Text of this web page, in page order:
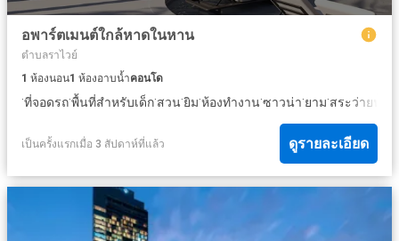
อพาร์ตเมนต์ใกล้หาดในหาน
ตำบลราไวย์
1 ห้องนอน1 ห้องอาบน้ำคอนโด
·ที่จอดรถ·พื้นที่สำหรับเด็ก·สวน·ยิม·ห้องทำงาน·ซาวน่า·ยาม·สระว่ายน้ำ
เป็นครั้งแรกเมื่อ 3 สัปดาห์ที่แล้ว ดูรายละเอียด